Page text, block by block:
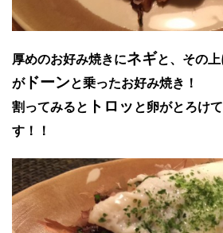
厚めのお好み焼きにネギと、その上
がドーンと乗ったお好み焼き！
割ってみると トロッ と卵がとろけ
す！！